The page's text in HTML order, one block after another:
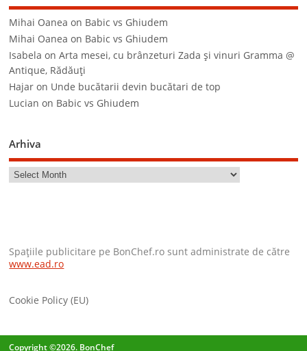
Mihai Oanea on Babic vs Ghiudem
Mihai Oanea on Babic vs Ghiudem
Isabela onArta mesei, cu brânzeturi Zada şi vinuri Gramma @
Antique, Rădăuţi
Hajar on Unde bucătarii devin bucătari de top
Lucian on Babic vs Ghiudem
Arhiva
Spaţiile publicitare pe BonChef.ro sunt administrate de către
www.ead.ro
Cookie Policy (EU)
Copyright ©2026. BonChef